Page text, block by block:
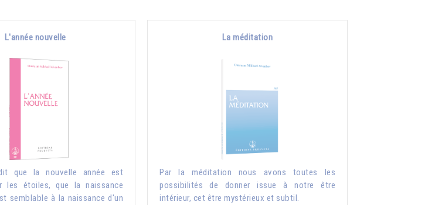
L'année nouvelle
que la nouvelle année est
les étoiles, que la naissance
semblable à la naissance d'un
La méditation
Par la méditation nous avons toutes les
possibilités de donner issue à notre être
intérieur, cet être mystérieux et subtil.